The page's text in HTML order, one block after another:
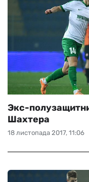
ІНТЕРВ'Ю
РІЗНЕ
БУКМЕКЕРИ
18 листопада 2017, 11:06
Экс-
Шахтера